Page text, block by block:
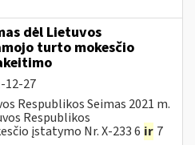
dėl Lietuvos
turto mokesčio
12-27
Respublikos Seimas 2021 m.
Respublikos
įstatymo Nr. X-233 6 ir 7